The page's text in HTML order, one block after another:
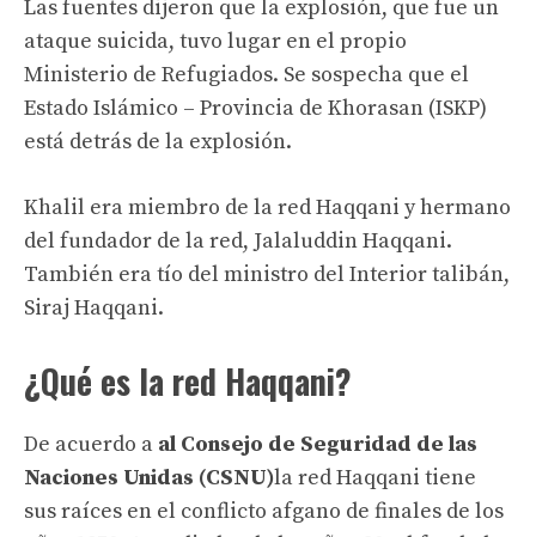
Las fuentes dijeron que la explosión, que fue un
ataque suicida, tuvo lugar en el propio
Ministerio de Refugiados. Se sospecha que el
Estado Islámico – Provincia de Khorasan (ISKP)
está detrás de la explosión.
Khalil era miembro de la red Haqqani y hermano
del fundador de la red, Jalaluddin Haqqani.
También era tío del ministro del Interior talibán,
Siraj Haqqani.
¿Qué es la red Haqqani?
De acuerdo a al Consejo de Seguridad de las
Naciones Unidas (CSNU)la red Haqqani tiene
sus raíces en el conflicto afgano de finales de los